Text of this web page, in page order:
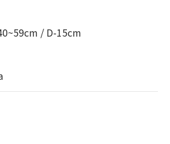
/ D-15cm